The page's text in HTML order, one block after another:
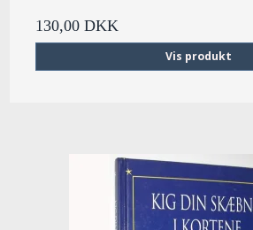
130,00 DKK
Vis produkt